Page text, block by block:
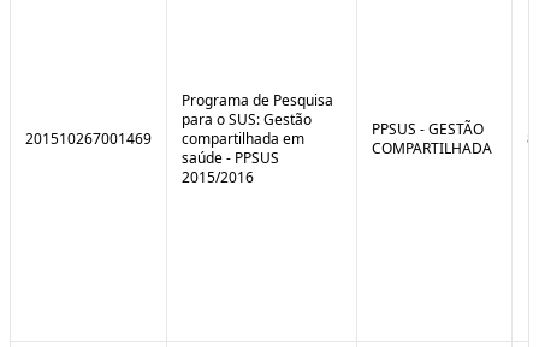
201510267001469
Programa de Pesquisa
para o SUS: Gestão
compartilhada em
saúde - PPSUS
2015/2016
PPSUS - GESTÃO
COMPARTILHADA